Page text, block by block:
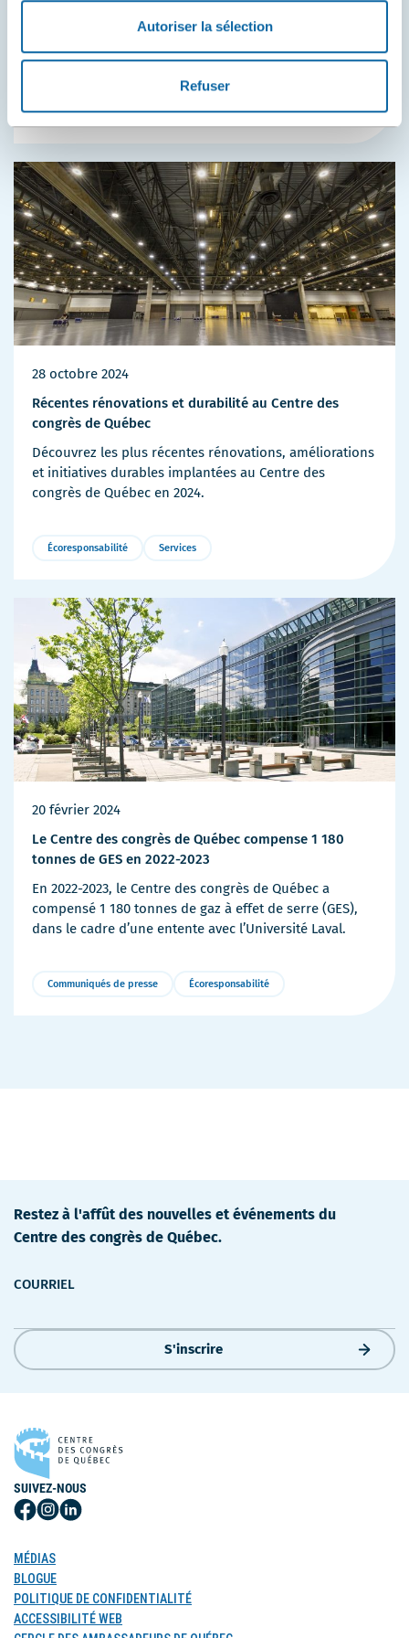
Autoriser la sélection
Refuser
d’événements, exposant ou fournisseur, adoptez le bon
réflexe et apportez toujours votre gourde d’eau ou
contenant réutilisable lorsque vous venez au Centre.
Écoresponsabilité Services
Plus
28 octobre 2024
Récentes rénovations et durabilité au Centre des
congrès de Québec
Découvrez les plus récentes rénovations, améliorations
et initiatives durables implantées au Centre des
congrès de Québec en 2024.
Écoresponsabilité Services
Plus
20 février 2024
Le Centre des congrès de Québec compense 1 180
tonnes de GES en 2022-2023
En 2022-2023, le Centre des congrès de Québec a
compensé 1 180 tonnes de gaz à effet de serre (GES),
dans le cadre d’une entente avec l’Université Laval.
Communiqués de presse Écoresponsabilité
Plus
Restez à l'affût des nouvelles et événements du
Centre des congrès de Québec.
COURRIEL
S'inscrire
SUIVEZ-NOUS
Suivez-
sur
Facebook
Suivez-
Instagram
Suivez-
MÉDIAS
BLOGUE
POLITIQUE DE CONFIDENTIALITÉ
ACCESSIBILITÉ WEB